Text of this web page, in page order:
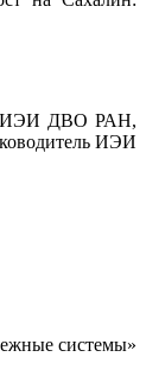
ИЭИ ДВО РАН,
ИЭИ
системы»